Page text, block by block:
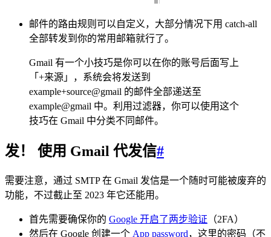
邮件的路由规则可以自定义，大部分情况下用 catch-all
全部转发到你的常用邮箱就行了。
Gmail 有一个小技巧是你可以在你的账号后面写上
「+来源」，系统会将发送到
example+source@gmail 的邮件全部递送至
example@gmail 中。利用过滤器，你可以使用这个
技巧在 Gmail 中分类不同邮件。
发！ 使用 Gmail 代发信#
需要注意，通过 SMTP 在 Gmail 发信是一个随时可能被废弃的
功能，不过截止至 2023 年它还能用。
首先需要确保你的 Google 开启了两步验证 （2FA）
然后在 Google 创建一个 App password，这里的密码（不